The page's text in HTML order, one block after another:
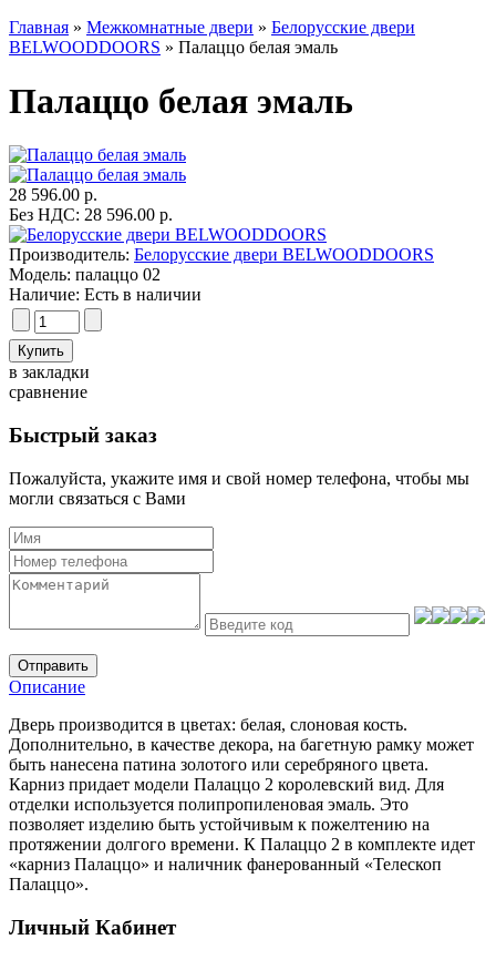
Главная » Межкомнатные двери » Белорусские двери
BELWOODDOORS » Палаццо белая эмаль
Палаццо белая эмаль
28 596.00 р.
Без НДС: 28 596.00 р.
Производитель: Белорусские двери BELWOODDOORS
Модель: палаццо 02
Наличие: Есть в наличии
в закладки
сравнение
Быстрый заказ
Пожалуйста, укажите имя и свой номер телефона, чтобы мы
могли связаться с Вами
Отправить
Описание
Дверь производится в цветах: белая, слоновая кость.
Дополнительно, в качестве декора, на багетную рамку может
быть нанесена патина золотого или серебряного цвета.
Карниз придает модели Палаццо 2 королевский вид. Для
отделки используется полипропиленовая эмаль. Это
позволяет изделию быть устойчивым к пожелтению на
протяжении долгого времени. К Палаццо 2 в комплекте идет
«карниз Палаццо» и наличник фанерованный «Телескоп
Палаццо».
Личный Кабинет